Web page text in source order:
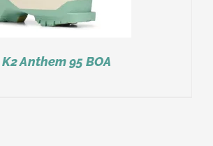
K2 Anthem 95 BOA